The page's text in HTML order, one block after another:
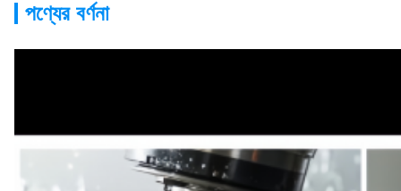
পণ্যের বর্ণনা